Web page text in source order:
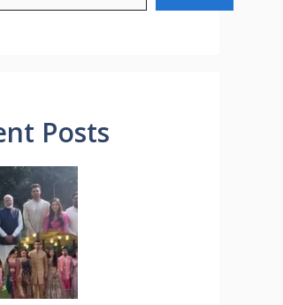
Posts